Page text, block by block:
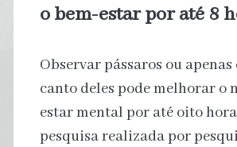
o bem-estar por até 8
Observar pássaros ou
canto deles pode melhorar o
estar mental por até oito
pesquisa realizada por